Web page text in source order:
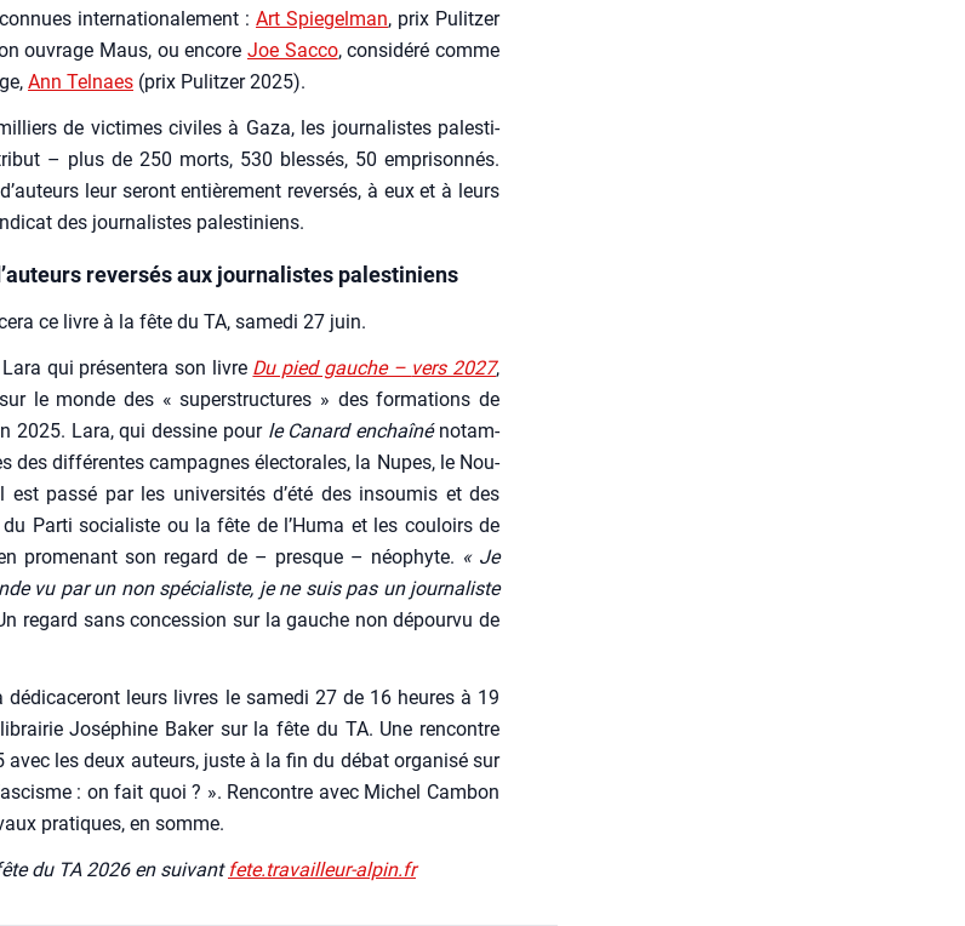
inter­na­tio­na­le­ment : Art Spie­gel­man, prix Pulit­zer
ouvrage Maus, ou encore Joe Sac­co, consi­dé­ré comme
Ann Tel­naes (prix Pulit­zer 2025).
de vic­times civiles à Gaza, les jour­na­listes pales­ti­
– plus de 250 morts, 530 bles­sés, 50 empri­son­nés.
leur seront entiè­re­ment rever­sés, à eux et à leurs
des jour­na­listes pales­ti­niens.
reversés aux journalistes palestiniens
ce livre à la fête du TA, same­di 27 juin.
qui pré­sen­te­ra son livre Du pied gauche – vers 2027,
le monde des « super­struc­tures » des for­ma­tions de
2025. Lara, qui des­sine pour le Canard enchaî­né notam­
des dif­fé­rentes cam­pagnes élec­to­rales, la Nupes, le Nou­
est pas­sé par les uni­ver­si­tés d’été des insou­mis et des
Par­ti socia­liste ou la fête de l’Huma et les cou­loirs de
pro­me­nant son regard de – presque – néo­phyte. « Je
vu par un non spé­cia­liste, je ne suis pas un jour­na­liste
regard sans conces­sion sur la gauche non dépour­vu de
dédi­ca­ce­ront leurs livres le same­di 27 de 16 heures à 19
José­phine Baker sur la fête du TA. Une ren­contre
les deux auteurs, juste à la fin du débat orga­ni­sé sur
: on fait quoi ? ». Ren­contre avec Michel Cam­bon
pra­tiques, en somme.
du TA 2026 en sui­vant fete.travailleur-alpin.fr